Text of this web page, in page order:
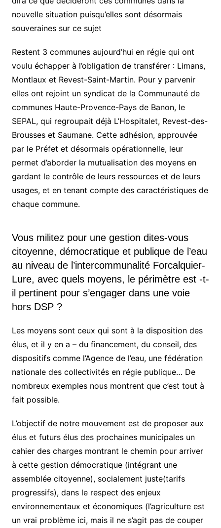
nouvelle situation puisqu’elles sont désormais
souveraines sur ce sujet
Restent 3 communes aujourd’hui en régie qui ont
voulu échapper à l’obligation de transférer : Limans,
Montlaux et Revest-Saint-Martin. Pour y parvenir
elles ont rejoint un syndicat de la Communauté de
communes Haute-Provence-Pays de Banon, le
SEPAL, qui regroupait déjà L’Hospitalet, Revest-des-
Brousses et Saumane. Cette adhésion, approuvée
par le Préfet et désormais opérationnelle, leur
permet d’aborder la mutualisation des moyens en
gardant le contrôle de leurs ressources et de leurs
usages, et en tenant compte des caractéristiques de
chaque commune.
Vous militez pour une gestion dites-vous
citoyenne, démocratique et publique de l’eau
au niveau de l’intercommunalité Forcalquier-
Lure, avec quels moyens, le périmètre est -t-
il pertinent pour s’engager dans une voie
hors DSP ?
Les moyens sont ceux qui sont à la disposition des
élus, et il y en a – du financement, du conseil, des
dispositifs comme l’Agence de l’eau, une fédération
nationale des collectivités en régie publique… De
nombreux exemples nous montrent que c’est tout à
fait possible.
L’objectif de notre mouvement est de proposer aux
élus et futurs élus des prochaines municipales un
cahier des charges montrant le chemin pour arriver
à cette gestion démocratique(intégrant une
assemblée citoyenne), socialement juste(tarifs
progressifs), dans le respect des enjeux
environnementaux et économiques (l’agriculture est
un vrai problème ici, mais il ne s’agit pas de couper